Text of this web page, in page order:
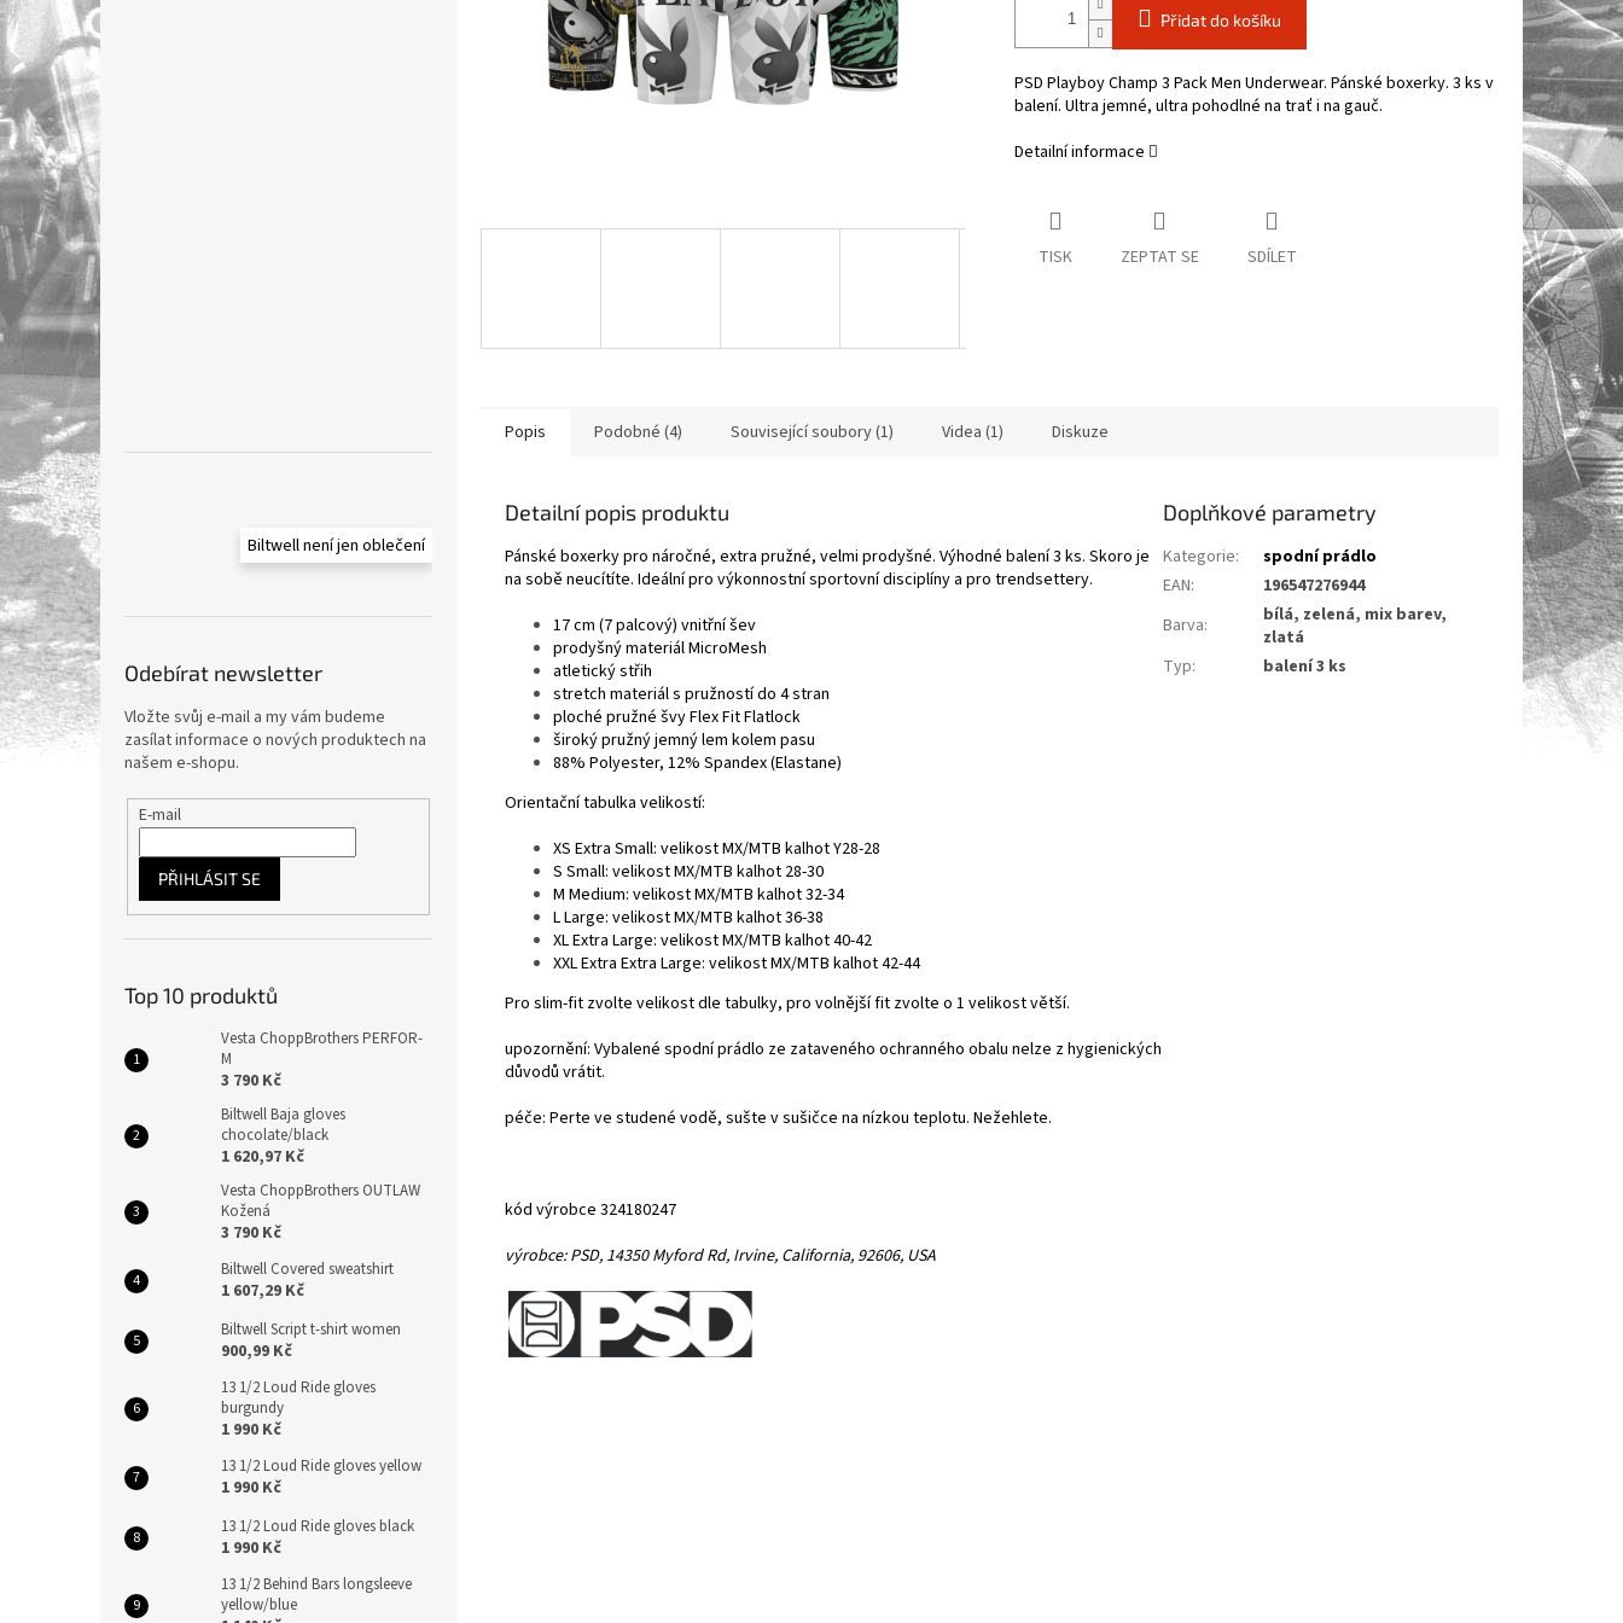
n
e
Biltwell není jen oblečení
Odebírat newsletter
Vložte svůj e-mail a my vám budeme
zasílat informace o nových produktech na
našem e-shopu.
E-mail
PŘIHLÁSIT SE
Top 10 produktů
Vesta ChoppBrothers PERFOR-
M
3 790 Kč
Biltwell Baja gloves
chocolate/black
1 620,97 Kč
Vesta ChoppBrothers OUTLAW
Kožená
3 790 Kč
Biltwell Covered sweatshirt
1 607,29 Kč
Biltwell Script t-shirt women
900,99 Kč
13 1/2 Loud Ride gloves
burgundy
1 990 Kč
13 1/2 Loud Ride gloves yellow
1 990 Kč
13 1/2 Loud Ride gloves black
1 990 Kč
13 1/2 Behind Bars longsleeve
yellow/blue
Přidat do košíku
PSD Playboy Champ 3 Pack Men Underwear. Pánské boxerky. 3 ks v
balení. Ultra jemné, ultra pohodlné na trať i na gauč.
Detailní informace
TISK ZEPTAT SE SDÍLET
Popis Podobné (4) Související soubory (1) Videa (1) Diskuze
Detailní popis produktu
Pánské boxerky pro náročné, extra pružné, velmi prodyšné. Výhodné balení 3 ks. Skoro je
na sobě neucítíte. Ideální pro výkonnostní sportovní disciplíny a pro trendsettery.
17 cm (7 palcový) vnitřní šev
prodyšný materiál MicroMesh
atletický střih
stretch materiál s pružností do 4 stran
ploché pružné švy Flex Fit Flatlock
široký pružný jemný lem kolem pasu
88% Polyester, 12% Spandex (Elastane)
Orientační tabulka velikostí:
XS Extra Small: velikost MX/MTB kalhot Y28-28
S Small: velikost MX/MTB kalhot 28-30
M Medium: velikost MX/MTB kalhot 32-34
L Large: velikost MX/MTB kalhot 36-38
XL Extra Large: velikost MX/MTB kalhot 40-42
XXL Extra Extra Large: velikost MX/MTB kalhot 42-44
Pro slim-fit zvolte velikost dle tabulky, pro volnější fit zvolte o 1 velikost větší.
upozornění: Vybalené spodní prádlo ze zataveného ochranného obalu nelze z hygienických
důvodů vrátit.
péče: Perte ve studené vodě, sušte v sušičce na nízkou teplotu. Nežehlete.
kód výrobce 324180247
výrobce:PSD, 14350 Myford Rd, Irvine, California, 92606, USA
Doplňkové parametry
Kategorie:
spodní prádlo
EAN:
196547276944
Barva:
bílá, zelená, mix barev,
zlatá
Typ: balení 3 ks